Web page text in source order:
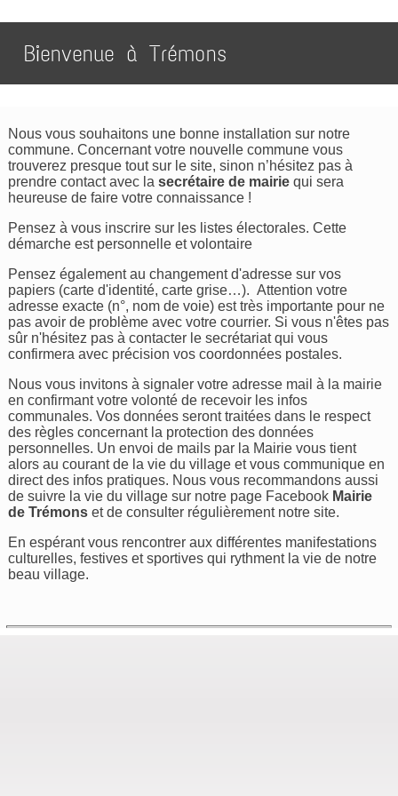
Bienvenue à Trémons
Nous vous souhaitons une bonne installation sur notre
commune. Concernant votre nouvelle commune vous
trouverez presque tout sur le site, sinon n’hésitez pas à
prendre contact avec lasecrétaire de mairiequi sera
heureuse de faire votre connaissance !
Pensez à vous inscrire sur les listes électorales. Cette
démarche est personnelle et volontaire
Pensez également au changement d'adresse sur vos
papiers (carte d'identité, carte grise…). Attention votre
adresse exacte (n°, nom de voie) est très importante pour ne
pas avoir de problème avec votre courrier. Si vous n'êtes pas
sûr n'hésitez pas à contacter le secrétariat qui vous
confirmera avec précision vos coordonnées postales.
Nous vous invitons à signaler votre adresse mail à la mairie
en confirmant votre volonté de recevoir les infos
communales. Vos données seront traitées dans le respect
des règles concernant la protection des données
personnelles. Un envoi de mails par la Mairie vous tient
alors au courant de la vie du village et vous communique en
direct des infos pratiques. Nous vous recommandons aussi
de suivre la vie du village sur notre page Facebook Mairie
de Trémonset de consulter régulièrement notre site.
En espérant vous rencontrer aux différentes manifestations
culturelles, festives et sportives qui rythment la vie de notre
beau village.